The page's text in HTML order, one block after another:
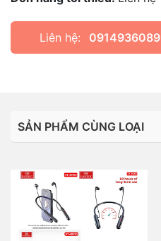
Liên hệ: 0914936089
SẢN PHẨM CÙNG LOẠI